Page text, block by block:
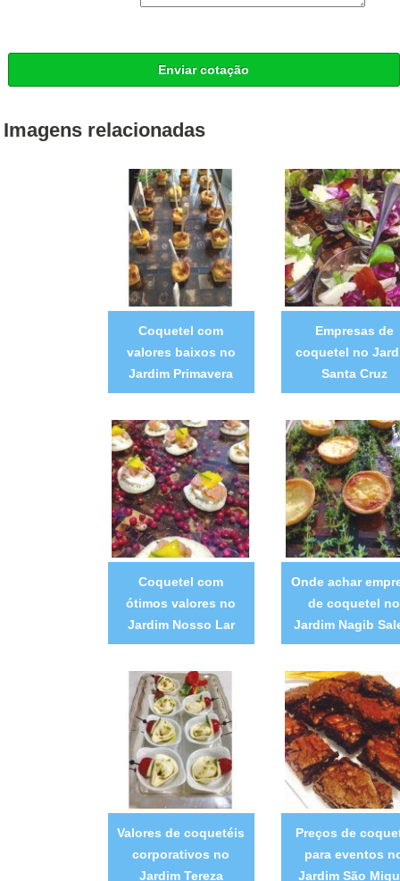
Enviar cotação
Imagens relacionadas
Coquetel com
valores baixos no
Jardim Primavera
Empresas de
coquetel no
Santa Cruz
Coquetel com
ótimos valores no
Jardim Nosso Lar
Onde achar
de coquetel no
Jardim Nagib
Valores de coquetéis
corporativos no
Jardim Tereza
Preços de
para eventos
Jardim São